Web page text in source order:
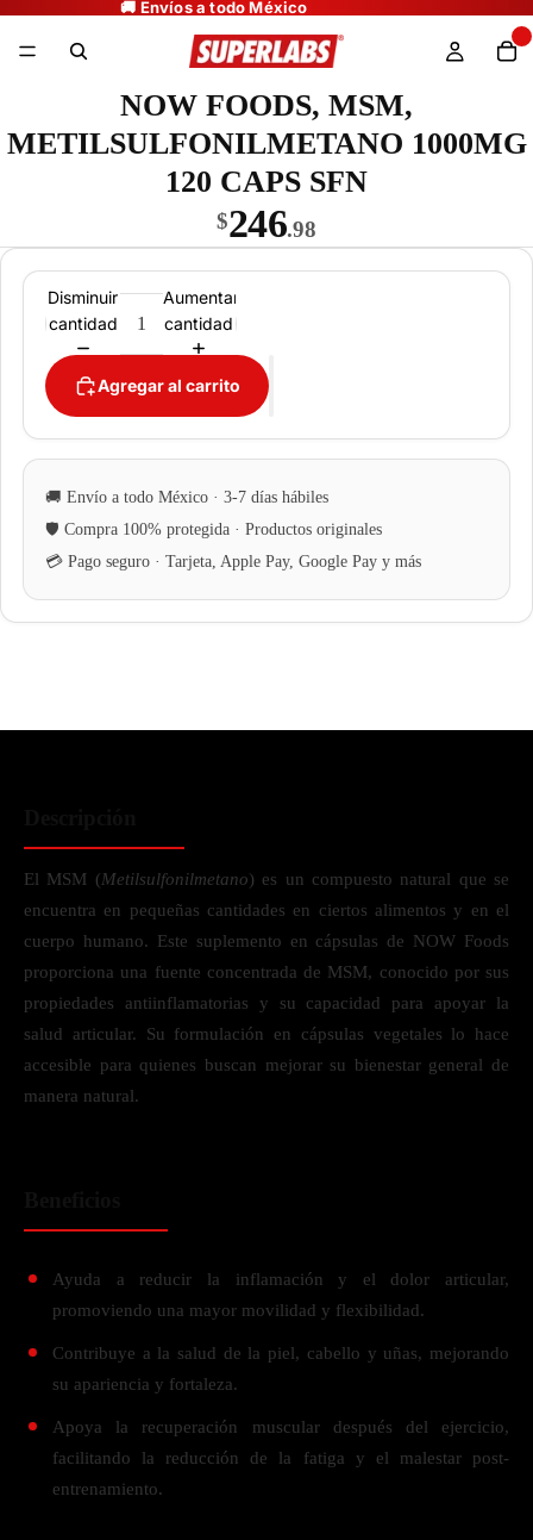
NOW FOODS, MSM,
METILSULFONILMETANO 1000MG
120 CAPS SFN
$246.98
Disminuir
cantidad
Aumentar
cantidad
Agregar al carrito
El MSM (Metilsulfonilmetano) es un compuesto natural que se
encuentra en pequeñas cantidades en ciertos alimentos y en el
cuerpo humano. Este suplemento en cápsulas de NOW Foods
proporciona una fuente concentrada de MSM, conocido por sus
propiedades antiinflamatorias y su capacidad para apoyar la
salud articular. Su formulación en cápsulas vegetales lo hace
accesible para quienes buscan mejorar su bienestar general de
manera natural.
Ayuda a reducir la inflamación y el dolor articular,
promoviendo una mayor movilidad y flexibilidad.
Contribuye a la salud de la piel, cabello y uñas, mejorando
su apariencia y fortaleza.
Apoya la recuperación muscular después del ejercicio,
facilitando la reducción de la fatiga y el malestar post-
entrenamiento.